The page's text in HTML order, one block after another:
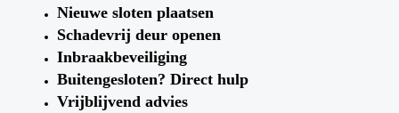
Nieuwe sloten plaatsen
Schadevrij deur openen
Inbraakbeveiliging
Buitengesloten? Direct hulp
Vrijblijvend advies